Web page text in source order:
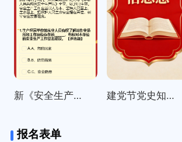
新《安全生产法》知识100题 建党节党史知识精选100题
报名表单